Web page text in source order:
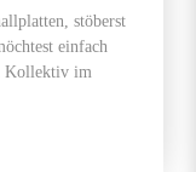
stöberst
einfach
Kollektiv im